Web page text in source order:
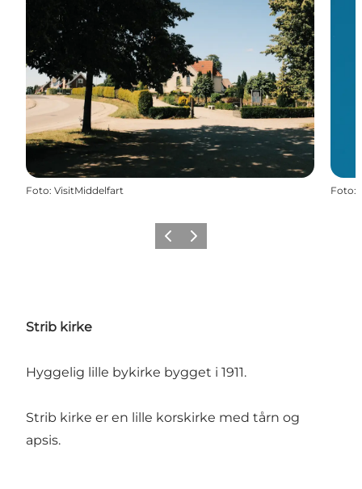
Foto: VisitMiddelfart Foto:
ForrigeNæste
Strib kirke
Hyggelig lille bykirke bygget i 1911.
Strib kirke er en lille korskirke med tårn og
apsis.